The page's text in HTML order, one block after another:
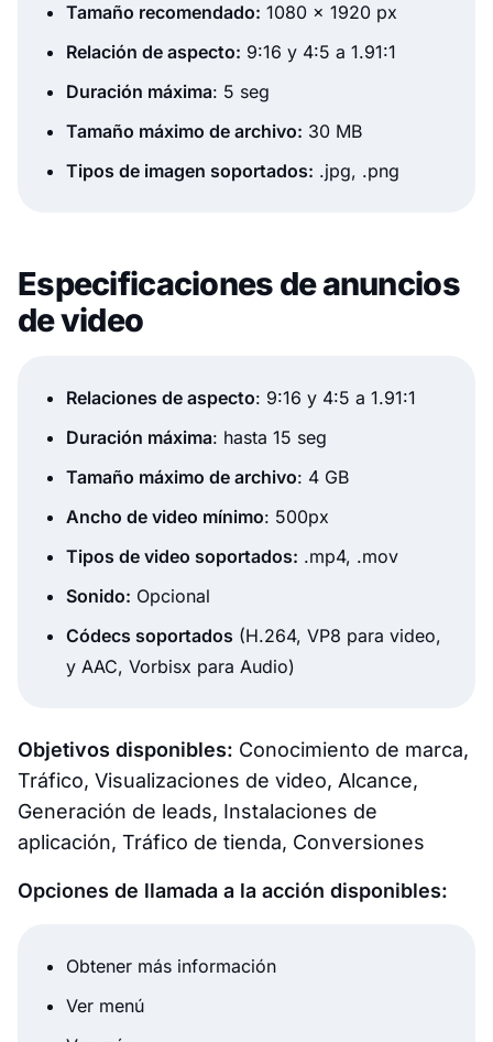
Tamaño recomendado: 1080 x 1920 px
Relación de aspecto: 9:16 y 4:5 a 1.91:1
Duración máxima: 5 seg
Tamaño máximo de archivo: 30 MB
Tipos de imagen soportados: .jpg, .png
Especificaciones de anuncios
de video
Relaciones de aspecto: 9:16 y 4:5 a 1.91:1
Duración máxima: hasta 15 seg
Tamaño máximo de archivo: 4 GB
Ancho de video mínimo: 500px
Tipos de video soportados: .mp4, .mov
Sonido: Opcional
Códecs soportados (H.264, VP8 para video,
y AAC, Vorbisx para Audio)
Objetivos disponibles: Conocimiento de marca,
Tráfico, Visualizaciones de video, Alcance,
Generación de leads, Instalaciones de
aplicación, Tráfico de tienda, Conversiones
Opciones de llamada a la acción disponibles:
Obtener más información
Ver menú